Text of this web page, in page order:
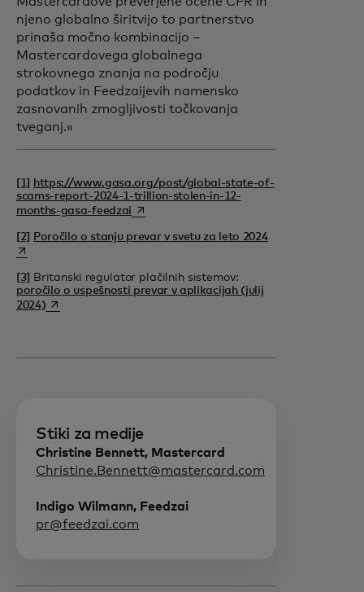
njeno globalno širitvijo to partnerstvo
prinaša močno kombinacijo –
Mastercardovega globalnega
strokovnega znanja na področju
podatkov in Feedzaijevih namensko
zasnovanih zmogljivosti točkovanja
tveganj.«
[1]
https://www.gasa.org/post/global-state-of-
scams-report-2024-1-trillion-stolen-in-12-
months-gasa-feedzaiopens in a new tab
[2] Poročilo o stanju prevar v svetu za leto 2024opens in a new
[3]
Britanski regulator plačilnih sistemov:
poročilo o uspešnosti prevar v aplikacijah (julij
2024)opens in a new tab
Stiki za medije
Christine Bennett, Mastercard
Christine.Bennett@mastercard.com
Indigo Wilmann, Feedzai
pr@feedzai.com